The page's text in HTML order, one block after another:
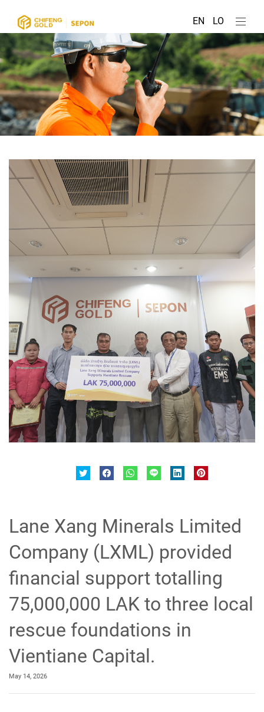
EN LO
Lane Xang Minerals Limited
Company (LXML) provided
financial support totalling
75,000,000 LAK to three local
rescue foundations in
Vientiane Capital.
May 14, 2026